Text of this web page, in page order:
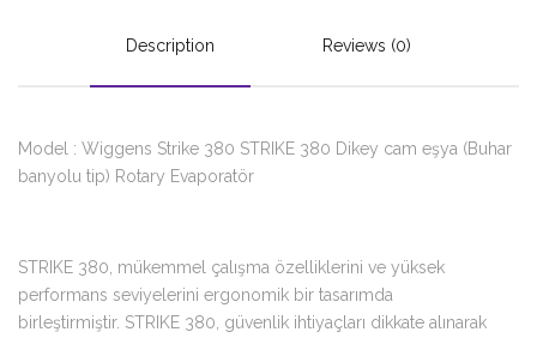
Description Reviews (0)
Model : Wiggens Strike 380 STRIKE 380 Dikey cam eşya (Buhar
banyolu tip) Rotary Evaporatör
STRIKE 380, mükemmel çalışma özelliklerini ve yüksek
performans seviyelerini ergonomik bir tasarımda
birleştirmiştir. STRIKE 380, güvenlik ihtiyaçları dikkate alınarak